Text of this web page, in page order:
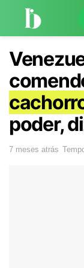
poder,
7 meses atrás